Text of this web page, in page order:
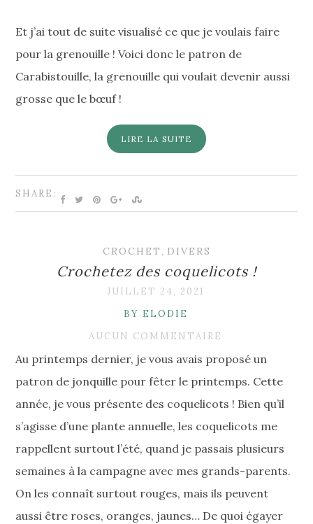
Et j’ai tout de suite visualisé ce que je voulais faire
pour la grenouille ! Voici donc le patron de
Carabistouille, la grenouille qui voulait devenir aussi
grosse que le bœuf !
LIRE LA SUITE
SHARE:
CROCHET , DIVERS
Crochetez des coquelicots !
JUILLET 24, 2021
BY ELODIE
AUCUN COMMENTAIRE
Au printemps dernier, je vous avais proposé un
patron de jonquille pour fêter le printemps. Cette
année, je vous présente des coquelicots ! Bien qu’il
s’agisse d’une plante annuelle, les coquelicots me
rappellent surtout l’été, quand je passais plusieurs
semaines à la campagne avec mes grands-parents.
On les connaît surtout rouges, mais ils peuvent
aussi être roses, oranges, jaunes… De quoi égayer